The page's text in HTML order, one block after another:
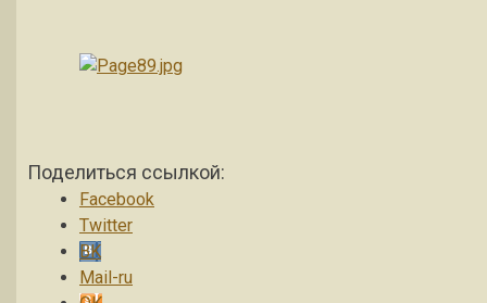
Поделиться ссылкой:
Facebook
Twitter
BK
Mail-ru